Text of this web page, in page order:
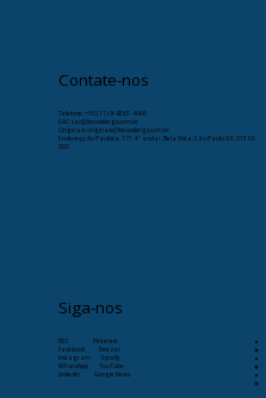
Contate-nos
Telefone:+55 (11) 9-8263-4066
SAC: sac@livrosvikings.com.br
Originais: originais@livrosvikings.com.br
Endereço: Av. Paulista, 171 4º andar, Bela Vista, São Paulo-SP, 01310-
000
Siga-nos
RSS
Pinterest
Facebook
Deezer
Instagram
Spotify
WhatsApp
YouTube
Linkedin
Google News